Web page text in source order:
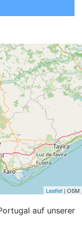
Leaflet | OSM
auf unserer